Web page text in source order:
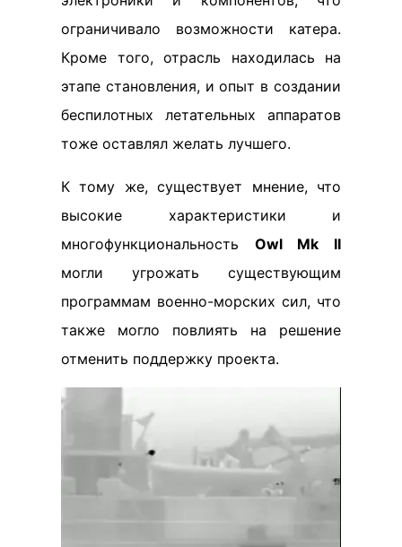
ограничивало возможности катера.
Кроме того, отрасль находилась на
этапе становления, и опыт в создании
беспилотных летательных аппаратов
тоже оставлял желать лучшего.
К тому же, существует мнение, что
высокие характеристики и
многофункциональность Owl Mk II
могли угрожать существующим
программам военно-морских сил, что
также могло повлиять на решение
отменить поддержку проекта.